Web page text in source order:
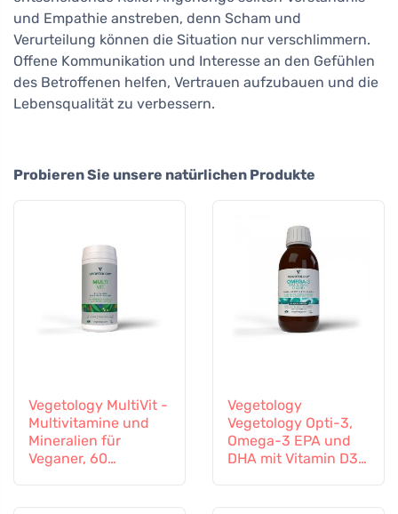
und Empathie anstreben, denn Scham und
Verurteilung können die Situation nur verschlimmern.
Offene Kommunikation und Interesse an den Gefühlen
des Betroffenen helfen, Vertrauen aufzubauen und die
Lebensqualität zu verbessern.
Probieren Sie unsere natürlichen Produkte
Vegetology MultiVit -
Multivitamine und
Mineralien für
Veganer, 60
Vegetology
Vegetology Opti-3,
Omega-3 EPA und
DHA mit Vitamin D3,